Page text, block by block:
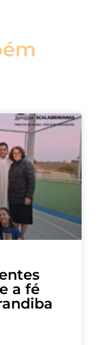
a fé